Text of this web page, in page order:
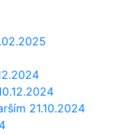
21.10.2024